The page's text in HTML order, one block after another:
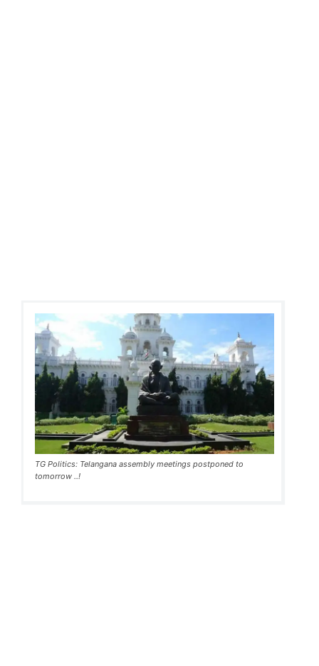
TG Politics: Telangana assembly meetings postponed to
tomorrow ..!